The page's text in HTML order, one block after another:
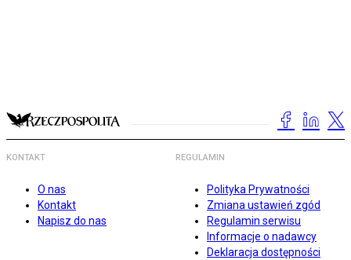
KONTAKT
O nas
Kontakt
Napisz do nas
REGULAMIN
Polityka Prywatności
Zmiana ustawień zgód
Regulamin serwisu
Informacje o nadawcy
Deklaracja dostępności